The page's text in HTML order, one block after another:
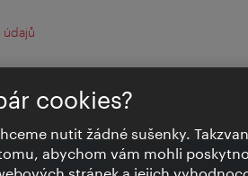
údajů
cookies?
nutit žádné sušenky.
abychom vám mohli